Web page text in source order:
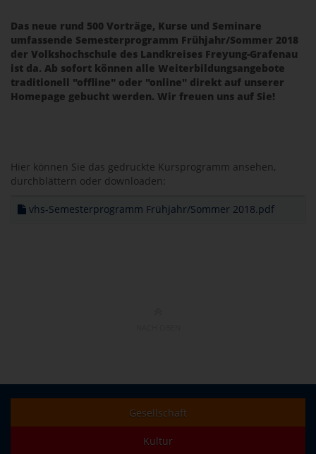
Das neue rund 500 Vorträge, Kurse und Seminare
umfassende Semesterprogramm Frühjahr/Sommer 2018
der Volkshochschule des Landkreises Freyung-Grafenau
ist da. Ab sofort können alle Weiterbildungsangebote
traditionell "offline" oder "online" direkt auf unserer
Homepage gebucht werden. Wir freuen uns auf Sie!
Hier können Sie das gedruckte Kursprogramm ansehen,
durchblättern oder downloaden:
vhs-Semesterprogramm Frühjahr/Sommer 2018.pdf
Gesellschaft
Kultur